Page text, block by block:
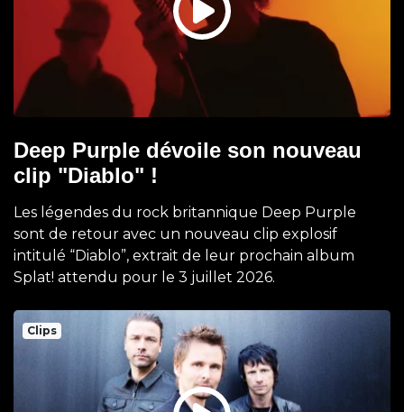
Deep Purple dévoile son nouveau
clip "Diablo" !
Les légendes du rock britannique Deep Purple
sont de retour avec un nouveau clip explosif
intitulé “Diablo”, extrait de leur prochain album
Splat! attendu pour le 3 juillet 2026.
Clips